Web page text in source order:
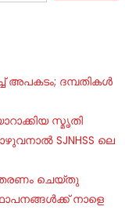
അ​പ​ക​ടം; ദ​മ്പ​തി​ക​ൾ​
സ്മൃതി
SJNHSS ലെ
ചെയ്തു
നാളെ